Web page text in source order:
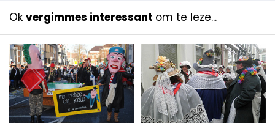
Ok vergimmes interessant om te leze...